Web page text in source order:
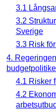
3.1
3.2
Sverige
3.3 Risk
4.
4.1 Risker
4.2